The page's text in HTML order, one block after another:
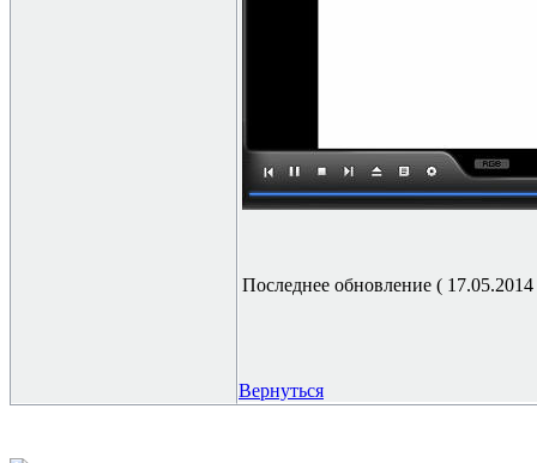
Последнее обновление ( 17.05.2014
Вернуться